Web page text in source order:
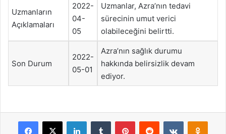
Uzmanların
Açıklamaları
2022-
04-
05
Uzmanlar, Azra’nın tedavi
sürecinin umut verici
olabileceğini belirtti.
Son Durum
2022-
05-01
Azra’nın sağlık durumu
hakkında belirsizlik devam
ediyor.
Facebook
X LinkedInTumblr PinterestReddit VKontakte